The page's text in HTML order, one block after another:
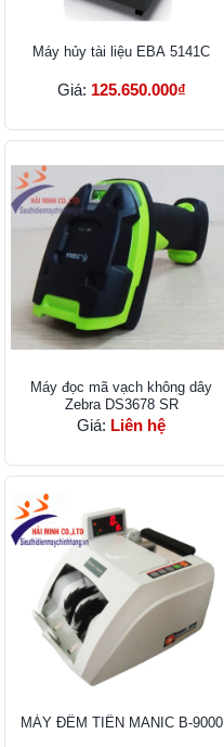
Máy hủy tài liệu EBA 5141C
Giá: 125.650.000₫
Máy đọc mã vạch không dây
Zebra DS3678 SR
Giá: Liên hệ
MÁY ĐẾM TIỀN MANIC B-9000